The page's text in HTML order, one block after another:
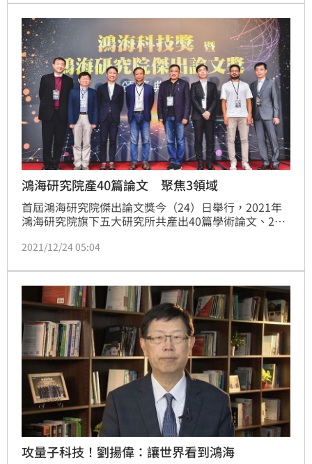
布將進駐園區，可望成為轄下「離子阱實驗室」所在
地，打造集團「三加三」產業研發基地，鴻海也預計3
年將招募1千名相關人才。（記者：戴玉翔報導）
鴻海研究院產40篇論文 聚焦3領域
首屆鴻海研究院傑出論文獎今（24）日舉行，2021年
鴻海研究院旗下五大研究所共產出40篇學術論文、26
制，評選出前三名學術論文，聚焦於第三類半導體、量
的肯定。（記者：戴玉翔報導）
2021/12/24 05:04
攻量子科技！劉揚偉：讓世界看到鴻海